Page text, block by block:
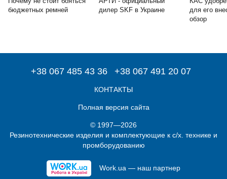
бюджетных ремней
дилер SKF в Украине
для его
обзор
+38 067 485 43 36 +38 067 491 20 07
КОНТАКТЫ
Полная версия сайта
© 1997—2026
Резинотехнические изделия и комплектующие к с/х. технике и
промборудованию
Work.ua — наш партнер